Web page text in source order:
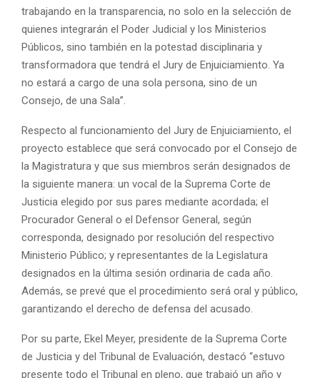
trabajando en la transparencia, no solo en la selección de
quienes integrarán el Poder Judicial y los Ministerios
Públicos, sino también en la potestad disciplinaria y
transformadora que tendrá el Jury de Enjuiciamiento. Ya
no estará a cargo de una sola persona, sino de un
Consejo, de una Sala”.
Respecto al funcionamiento del Jury de Enjuiciamiento, el
proyecto establece que será convocado por el Consejo de
la Magistratura y que sus miembros serán designados de
la siguiente manera: un vocal de la Suprema Corte de
Justicia elegido por sus pares mediante acordada; el
Procurador General o el Defensor General, según
corresponda, designado por resolución del respectivo
Ministerio Público; y representantes de la Legislatura
designados en la última sesión ordinaria de cada año.
Además, se prevé que el procedimiento será oral y público,
garantizando el derecho de defensa del acusado.
Por su parte, Ekel Meyer, presidente de la Suprema Corte
de Justicia y del Tribunal de Evaluación, destacó “estuvo
presente todo el Tribunal en pleno, que trabajó un año y